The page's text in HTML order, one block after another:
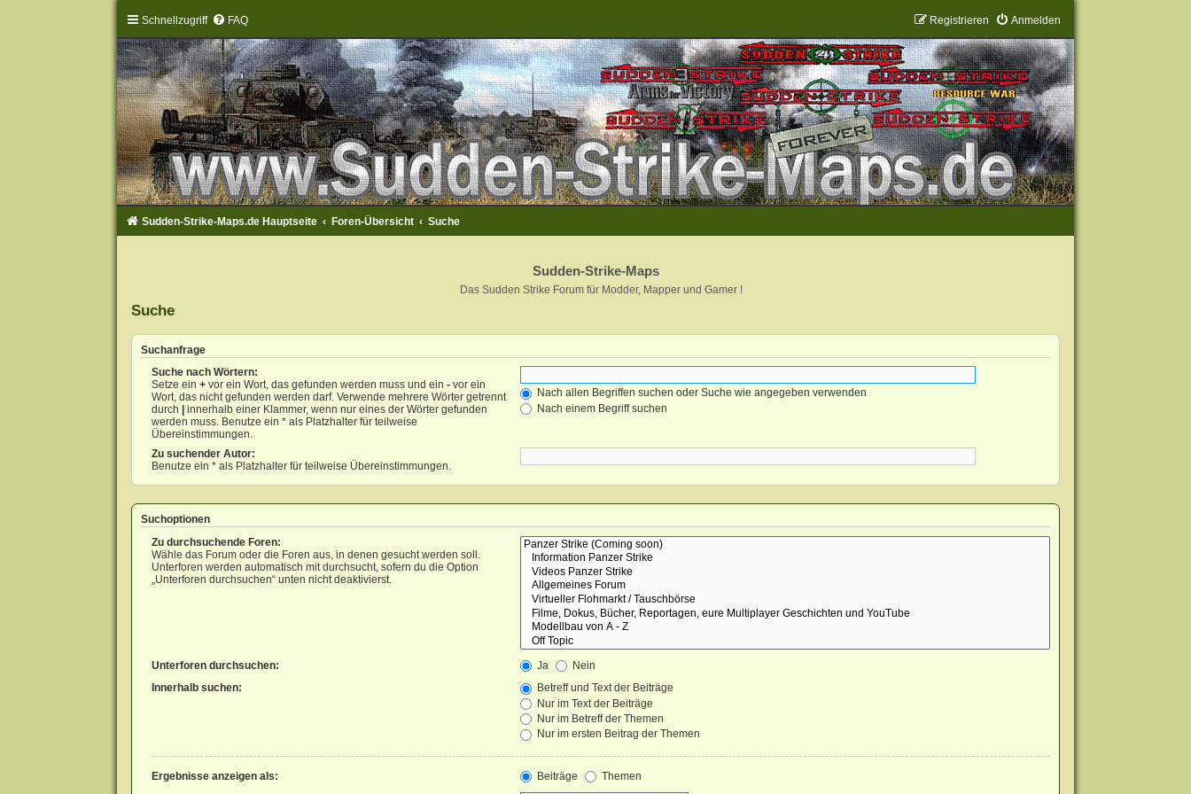
Schnellzugriff FAQ Anmelden
Registrieren
Sudden-Strike-Maps.de Hauptseite Foren-Übersicht Suche
Sudden-Strike-Maps
Das Sudden Strike Forum für Modder, Mapper und Gamer !
Suche
Suchanfrage
Suche nach Wörtern:
Setze ein +vor ein Wort, das gefunden werden muss und ein -vor ein
Wort, das nicht gefunden werden darf. Verwende mehrere Wörter getrennt
durch
innerhalb einer Klammer, wenn nur eines der Wörter gefunden
werden muss. Benutze ein * als Platzhalter für teilweise
Übereinstimmungen.
Nach allen Begriffen suchen oder Suche wie angegeben verwenden
Nach einem Begriff suchen
Zu suchender Autor:
Benutze ein * als Platzhalter für teilweise Übereinstimmungen.
Suchoptionen
Zu durchsuchende Foren:
Wähle das Forum oder die Foren aus, in denen gesucht werden soll.
Unterforen werden automatisch mit durchsucht, sofern du die Option
„Unterforen durchsuchen“ unten nicht deaktivierst.
Unterforen durchsuchen: Ja
Nein
Innerhalb suchen:
Betreff und Text der Beiträge
Nur im Text der Beiträge
Nur im Betreff der Themen
Nur im ersten Beitrag der Themen
Ergebnisse anzeigen als: Beiträge
Themen